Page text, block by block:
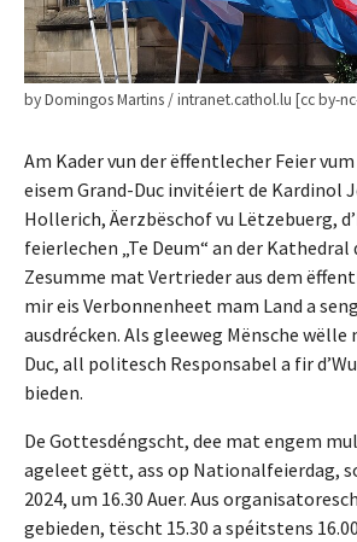
by Domingos Martins / intranet.cathol.lu [cc by-
Am Kader vun der ëffentlecher Feier
eisem Grand-Duc invitéiert de Kardinol
Hollerich, Äerzbëschof vu Lëtzebuerg,
feierlechen „Te Deum“ an der Kathedral
Zesumme mat Vertrieder aus dem
mir eis Verbonnenheet mam Land a
ausdrécken. Als gleeweg Mënsche wëlle
Duc, all politesch Responsabel a fir
bieden.
De Gottesdéngscht, dee mat engem
ageleet gëtt, ass op Nationalfeierdag,
2024, um 16.30 Auer. Aus
gebieden, tëscht 15.30 a spéitstens